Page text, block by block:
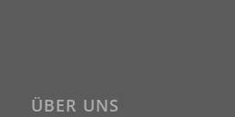
ÜBER UNS